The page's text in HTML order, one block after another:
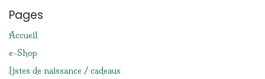
Pages
Accueil
e-Shop
Listes de naissance / cadeaux